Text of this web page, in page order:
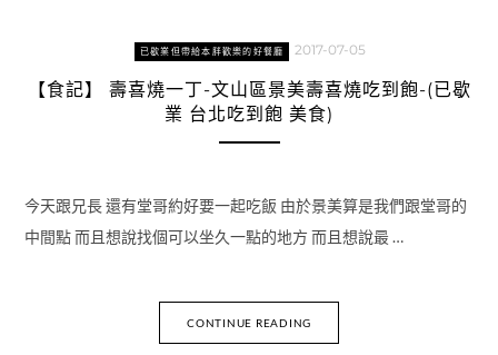
已歇業但帶給本胖歡樂的好餐廳 2017-07-05
【食記】 壽喜燒一丁-文山區景美壽喜燒吃到飽-(已歇
業 台北吃到飽 美食)
今天跟兄長 還有堂哥約好要一起吃飯 由於景美算是我們跟堂哥的
中間點 而且想說找個可以坐久一點的地方 而且想說最 …
CONTINUE READING